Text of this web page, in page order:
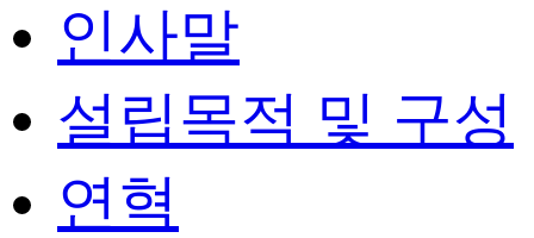
인사말
설립목적 및 구성
연혁